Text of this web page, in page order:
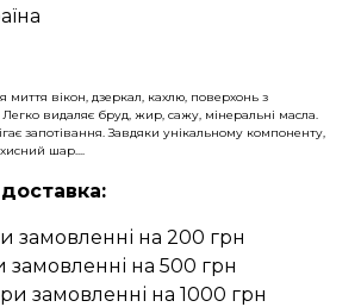
миття вікон, дзеркал, кахлю, поверхонь з
Легко видаляє бруд, жир, сажу, мінеральні масла.
запотівання. Завдяки унікальному компоненту,
шар....
замовленні на 200 грн
на 500 грн
замовленні на 1000 грн